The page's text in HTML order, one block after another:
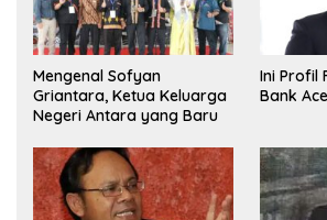
Mengenal Sofyan
Griantara, Ketua Keluarga
Negeri Antara yang Baru
Ini Profil
Bank